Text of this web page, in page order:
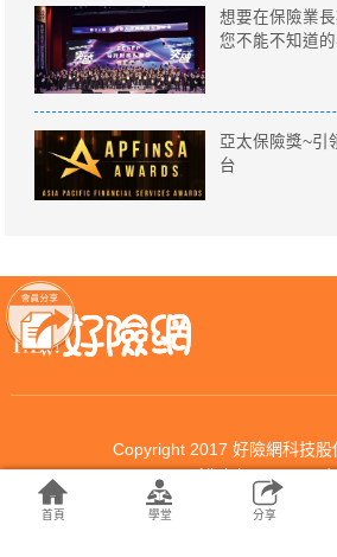
想要在保險業
您不能不知道的
亞太保險獎~引
台
Copyright 2017 好險網科技股
All rights reserved.